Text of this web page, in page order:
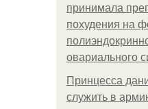
принимала
похудения на
овариального
Принцесса
служить в